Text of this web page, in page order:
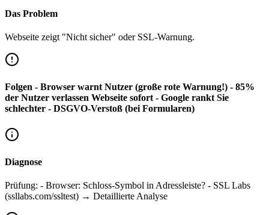
Das Problem
Webseite zeigt "Nicht sicher" oder SSL-Warnung.
Folgen - Browser warnt Nutzer (große rote Warnung!) - 85%
der Nutzer verlassen Webseite sofort - Google rankt Sie
schlechter - DSGVO-Verstoß (bei Formularen)
Diagnose
Prüfung: - Browser: Schloss-Symbol in Adressleiste? - SSL Labs
(ssllabs.com/ssltest) → Detaillierte Analyse